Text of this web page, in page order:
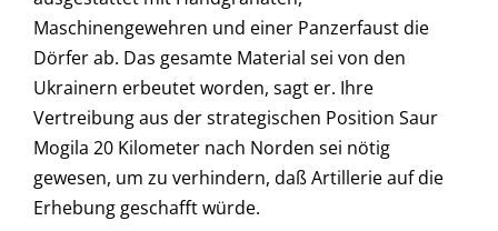
Maschinengewehren und einer Panzerfaust die
Dörfer ab. Das gesamte Material sei von den
Ukrainern erbeutet worden, sagt er. Ihre
Vertreibung aus der strategischen Position Saur
Mogila 20 Kilometer nach Norden sei nötig
gewesen, um zu verhindern, daß Artillerie auf die
Erhebung geschafft würde.